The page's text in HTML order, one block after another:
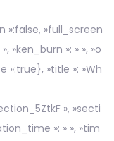
»:false, »full_screen
»ken_burn »: » », »o
»:true}, »title »: »Wh
», »secti
»: » », »tim